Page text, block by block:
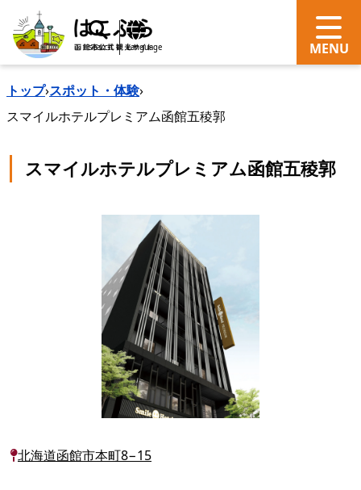
search Language
トップ›スポット・体験›
スマイルホテルプレミアム函館五稜郭
スマイルホテルプレミアム函館五稜郭
北海道函館市本町8−15